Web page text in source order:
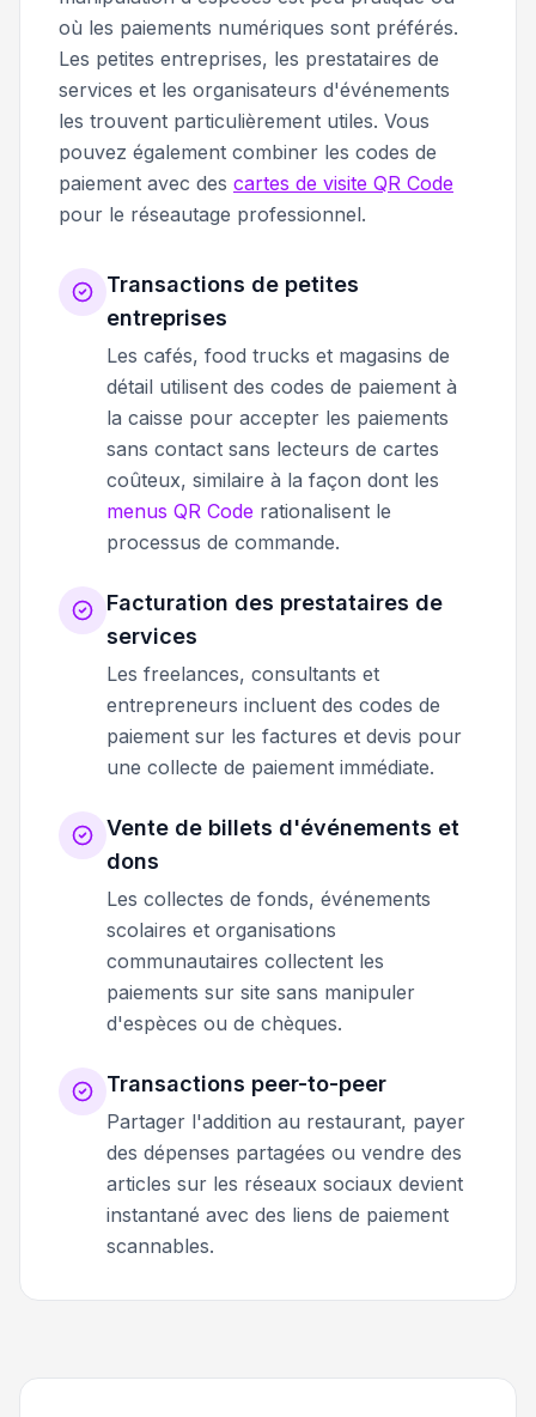
où les paiements numériques sont préférés.
Les petites entreprises, les prestataires de
services et les organisateurs d'événements
les trouvent particulièrement utiles. Vous
pouvez également combiner les codes de
paiement avec des cartes de visite QR Code
pour le réseautage professionnel.
Transactions de petites
entreprises
Les cafés, food trucks et magasins de
détail utilisent des codes de paiement à
la caisse pour accepter les paiements
sans contact sans lecteurs de cartes
coûteux, similaire à la façon dont les
menus QR Code rationalisent le
processus de commande.
Facturation des prestataires de
services
Les freelances, consultants et
entrepreneurs incluent des codes de
paiement sur les factures et devis pour
une collecte de paiement immédiate.
Vente de billets d'événements et
dons
Les collectes de fonds, événements
scolaires et organisations
communautaires collectent les
paiements sur site sans manipuler
d'espèces ou de chèques.
Transactions peer-to-peer
Partager l'addition au restaurant, payer
des dépenses partagées ou vendre des
articles sur les réseaux sociaux devient
instantané avec des liens de paiement
scannables.